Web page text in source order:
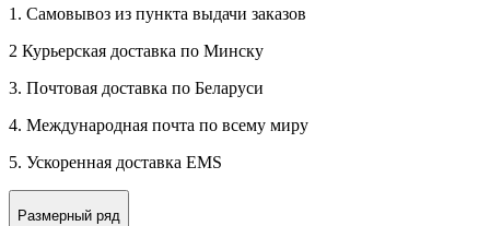
1. Самовывоз из пункта выдачи заказов
2 Курьерская доставка по Минску
3. Почтовая доставка по Беларуси
4. Международная почта по всему миру
5. Ускоренная доставка EMS
Размерный ряд